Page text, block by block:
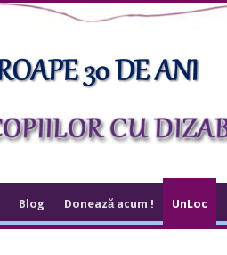
Blog Donează acum ! UnLoc